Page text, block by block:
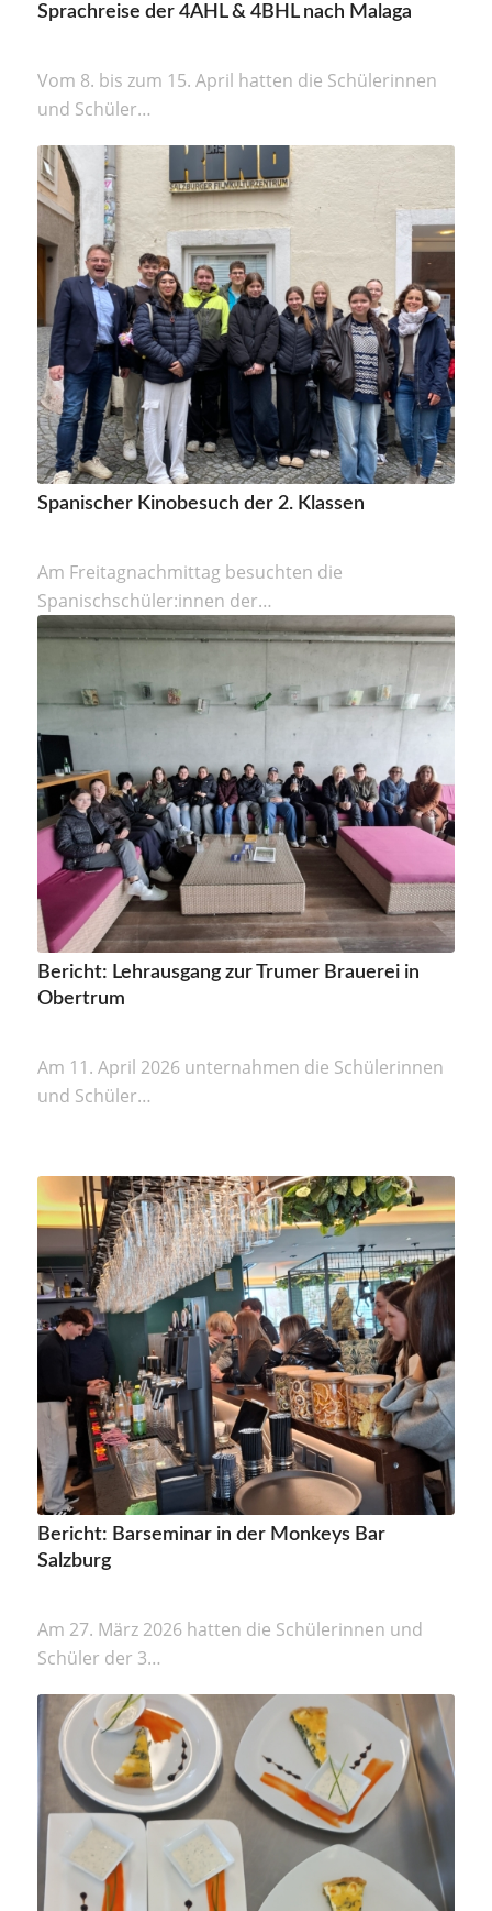
Sprachreise der 4AHL & 4BHL nach Malaga
Vom 8. bis zum 15. April hatten die Schülerinnen
und Schüler…
Spanischer Kinobesuch der 2. Klassen
Am Freitagnachmittag besuchten die
Spanischschüler:innen der…
Bericht: Lehrausgang zur Trumer Brauerei in
Obertrum
Am 11. April 2026 unternahmen die Schülerinnen
und Schüler…
Bericht: Barseminar in der Monkeys Bar
Salzburg
Am 27. März 2026 hatten die Schülerinnen und
Schüler der 3…